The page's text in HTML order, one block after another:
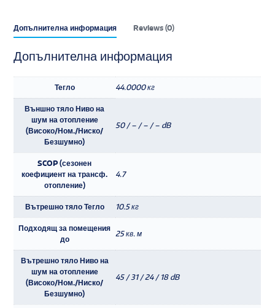
Допълнителна информация Reviews (0)
Допълнителна информация
Тегло 44.0000 кг
Външно тяло Ниво на
шум на отопление
(Високо/Ном./Ниско/
Безшумно)
50 / – / – / – dB
SCOP (сезонен
коефициент на трансф.
отопление)
4.7
Вътрешно тяло Тегло 10.5 кг
Подходящ за помещения
до
25 кв. м
Вътрешно тяло Ниво на
шум на отопление
(Високо/Ном./Ниско/
Безшумно)
45 / 31 / 24 / 18 dB